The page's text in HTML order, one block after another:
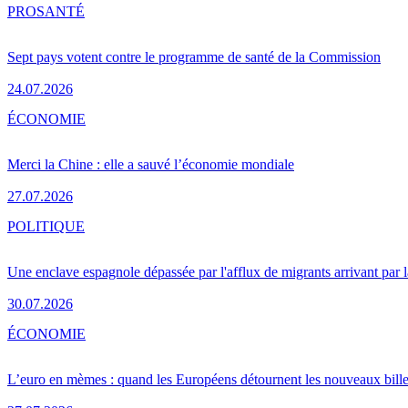
Sept pays votent contre le programme de santé de la Commission
24.07.2026
PROSANTÉ
Merci la Chine : elle a sauvé l’économie mondiale
27.07.2026
ÉCONOMIE
Une enclave espagnole dépassée par l'afflux de migrants arrivant par
30.07.2026
POLITIQUE
L’euro en mèmes : quand les Européens détournent les nouveaux
ÉCONOMIE